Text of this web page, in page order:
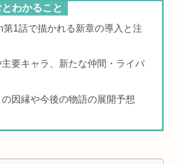
わかること
第1話で描かれる新章の導入と注
要キャラ、新たな仲間・ライバ
因縁や今後の物語の展開予想